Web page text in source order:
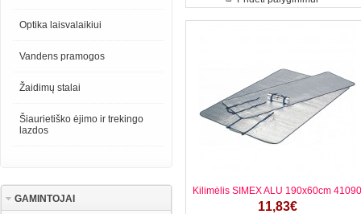
Optika laisvalaikiui
Vandens pramogos
Žaidimų stalai
Šiaurietiško ėjimo ir trekingo
lazdos
GAMINTOJAI
Kilimėlis SIMEX ALU 190x60cm
11,83€